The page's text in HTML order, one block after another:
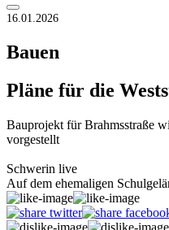
16.01.2026
Bauen
Pläne für die
Bauprojekt für Brahmsstraße
vorgestellt
Schwerin live
Auf dem ehemaligen